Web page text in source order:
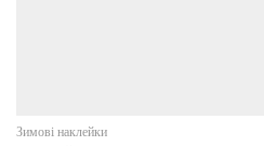
Зимові наклейки